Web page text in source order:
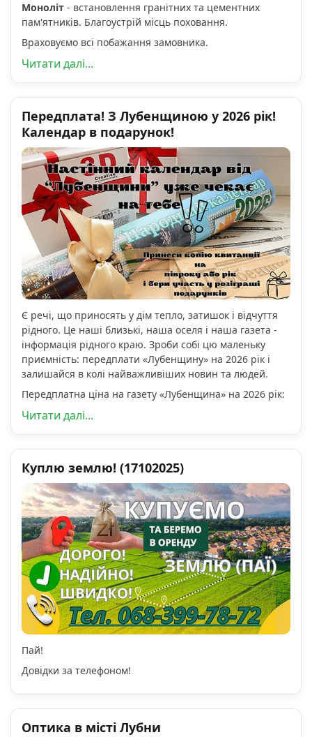
Моноліт - встановлення гранітних та цементних
пам'ятників. Благоустрій місць поховання.
Враховуємо всі побажання замовника.
Читати далі...
Передплата! З Лубенщиною у 2026 рік!
Календар в подарунок!
Є речі, що приносять у дім тепло, затишок і відчуття
рідного. Це наші близькі, наша оселя і наша газета -
інформація рідного краю. Зроби собі цю маленьку
приємність: передплати «Лубенщину» на 2026 рік і
залишайся в колі найважливіших новин та людей.
Передплатна ціна на газету «Лубенщина» на 2026 рік:
Читати далі...
Куплю землю! (17102025)
Пай!
Довідки за телефоном!
Оптика в місті Лубни